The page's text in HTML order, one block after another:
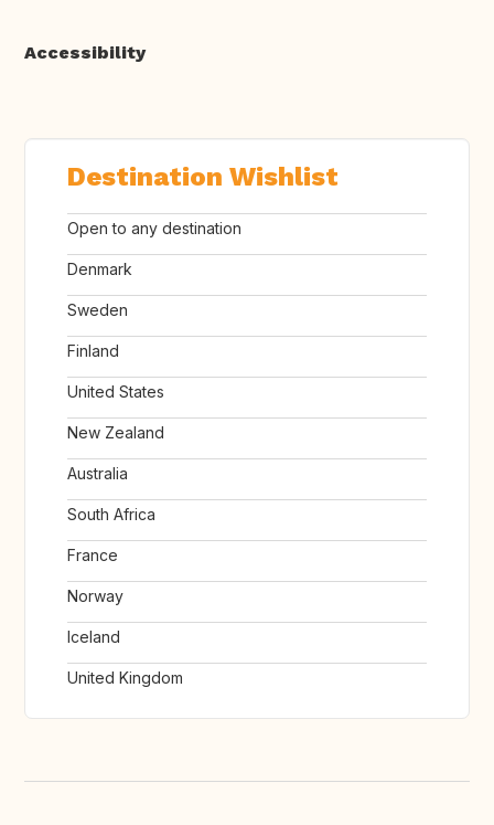
Accessibility
Destination Wishlist
Open to any destination
Denmark
Sweden
Finland
United States
New Zealand
Australia
South Africa
France
Norway
Iceland
United Kingdom